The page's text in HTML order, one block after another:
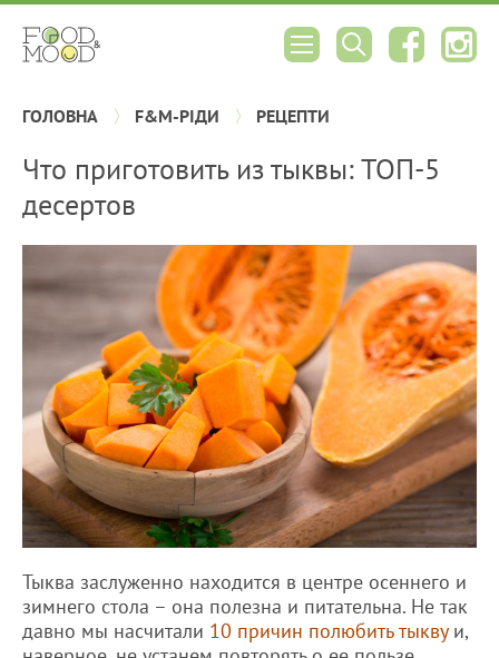
ГОЛОВНА F&M-РІДИ РЕЦЕПТИ
Что приготовить из тыквы: ТОП-5
десертов
Тыква заслуженно находится в центре осеннего и
зимнего стола – она полезна и питательна. Не так
давно мы насчитали 10 причин полюбить тыквуи,